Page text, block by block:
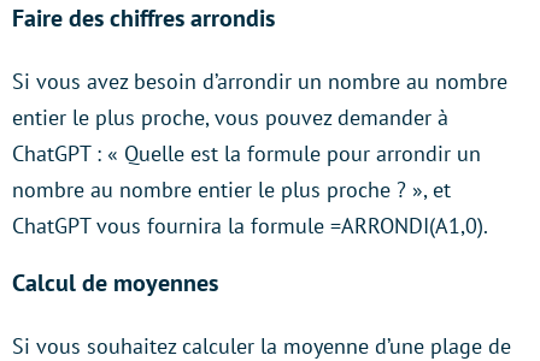
Faire des chiffres arrondis
Si vous avez besoin d’arrondir un nombre au nombre
entier le plus proche, vous pouvez demander à
ChatGPT : « Quelle est la formule pour arrondir un
nombre au nombre entier le plus proche ? », et
ChatGPT vous fournira la formule =ARRONDI(A1,0).
Calcul de moyennes
Si vous souhaitez calculer la moyenne d’une plage de